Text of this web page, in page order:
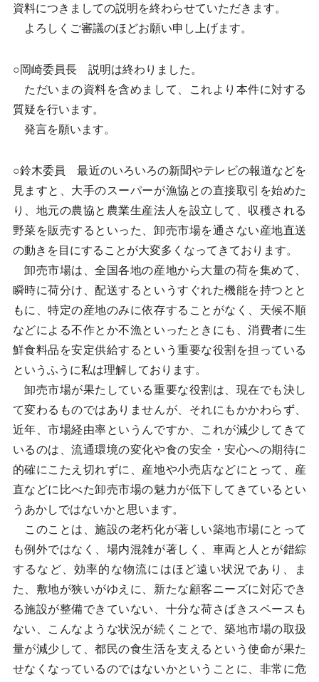
資料につきましての説明を終わらせていただきます。
よろしくご審議のほどお願い申し上げます。
○岡崎委員長 説明は終わりました。
ただいまの資料を含めまして、これより本件に対する
質疑を行います。
発言を願います。
○鈴木委員 最近のいろいろの新聞やテレビの報道などを
見ますと、大手のスーパーが漁協との直接取引を始めた
り、地元の農協と農業生産法人を設立して、収穫される
野菜を販売するといった、卸売市場を通さない産地直送
の動きを目にすることが大変多くなってきております。
卸売市場は、全国各地の産地から大量の荷を集めて、
瞬時に荷分け、配送するというすぐれた機能を持つとと
もに、特定の産地のみに依存することがなく、天候不順
などによる不作とか不漁といったときにも、消費者に生
鮮食料品を安定供給するという重要な役割を担っている
というふうに私は理解しております。
卸売市場が果たしている重要な役割は、現在でも決し
て変わるものではありませんが、それにもかかわらず、
近年、市場経由率というんですか、これが減少してきて
いるのは、流通環境の変化や食の安全・安心への期待に
的確にこたえ切れずに、産地や小売店などにとって、産
直などに比べた卸売市場の魅力が低下してきているとい
うあかしではないかと思います。
このことは、施設の老朽化が著しい築地市場にとって
も例外ではなく、場内混雑が著しく、車両と人とが錯綜
するなど、効率的な物流にはほど遠い状況であり、ま
た、敷地が狭いがゆえに、新たな顧客ニーズに対応でき
る施設が整備できていない、十分な荷さばきスペースも
ない、こんなような状況が続くことで、築地市場の取扱
量が減少して、都民の食生活を支えるという使命が果た
せなくなっているのではないかということに、非常に危